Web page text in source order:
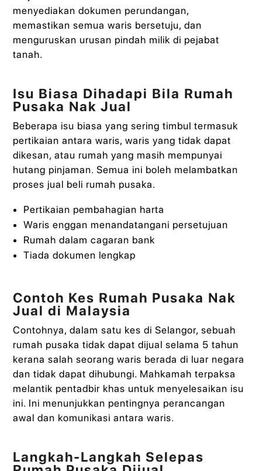
menyediakan dokumen perundangan,
memastikan semua waris bersetuju, dan
menguruskan urusan pindah milik di pejabat
tanah.
Isu Biasa Dihadapi Bila Rumah
Pusaka Nak Jual
Beberapa isu biasa yang sering timbul termasuk
pertikaian antara waris, waris yang tidak dapat
dikesan, atau rumah yang masih mempunyai
hutang pinjaman. Semua ini boleh melambatkan
proses jual beli rumah pusaka.
Pertikaian pembahagian harta
Waris enggan menandatangani persetujuan
Rumah dalam cagaran bank
Tiada dokumen lengkap
Contoh Kes Rumah Pusaka Nak
Jual di Malaysia
Contohnya, dalam satu kes di Selangor, sebuah
rumah pusaka tidak dapat dijual selama 5 tahun
kerana salah seorang waris berada di luar negara
dan tidak dapat dihubungi. Mahkamah terpaksa
melantik pentadbir khas untuk menyelesaikan isu
ini. Ini menunjukkan pentingnya perancangan
awal dan komunikasi antara waris.
Langkah-Langkah Selepas